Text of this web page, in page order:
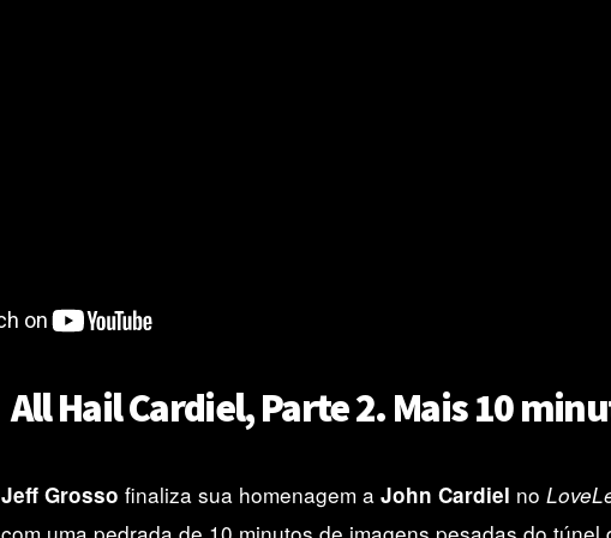
All Hail Cardiel, Parte 2. Mais 10
Jeff Grosso finaliza sua homenagem a John Cardiel no